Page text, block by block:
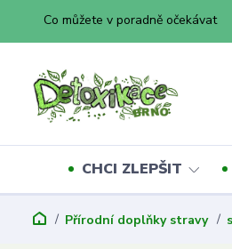
Co můžete v poradně očekávat
CHCI ZLEPŠIT
Přírodní doplňky stravy